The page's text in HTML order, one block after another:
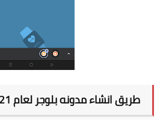
طريق انشاء مدونه بلوجر لعام 2021